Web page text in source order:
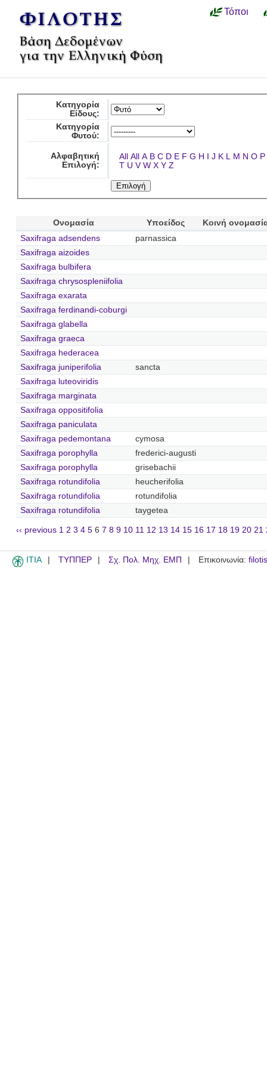
Τόποι
Κατηγορία
Είδους:
Κατηγορία
Φυτού:
Αλφαβητική
Επιλογή:
All All A B C D E F G H I J K L M N O P
T U V W X Y Z
Ονομασία Υποείδος
Κοινή
Saxifraga adsendens
parnassica
Saxifraga aizoides
Saxifraga bulbifera
Saxifraga chrysospleniifolia
Saxifraga exarata
Saxifraga ferdinandi-coburgi
Saxifraga glabella
Saxifraga graeca
Saxifraga hederacea
Saxifraga juniperifolia
sancta
Saxifraga luteoviridis
Saxifraga marginata
Saxifraga oppositifolia
Saxifraga paniculata
Saxifraga pedemontana
cymosa
Saxifraga porophylla
frederici-augusti
Saxifraga porophylla
grisebachii
Saxifraga rotundifolia
heucherifolia
Saxifraga rotundifolia
rotundifolia
Saxifraga rotundifolia
taygetea
‹‹ previous 1 2 3 4 5 6 7 8 9 10 11 12 13 14 15 16 17 18 19 20 21
ITIA ΤΥΠΠΕΡ Σχ. Πολ. Μηχ. ΕΜΠ Επικοινωνία: